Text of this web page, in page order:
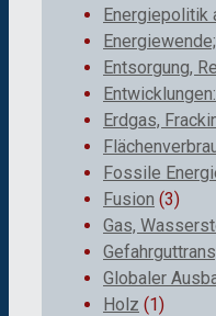
Energiepolitik
Entsorgung,
Erdgas,
Fossile
Fusion (3)
Gas,
Globaler
Holz (1)